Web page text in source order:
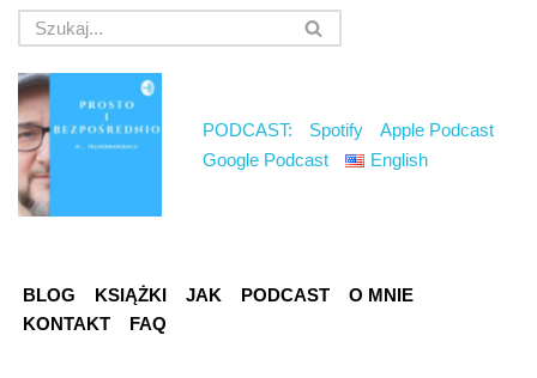
do
treści
PODCAST: Spotify
Apple Podcast
Google Podcast
English
BLOG KSIĄŻKI JAK PODCAST
O MNIE
KONTAKT
FAQ